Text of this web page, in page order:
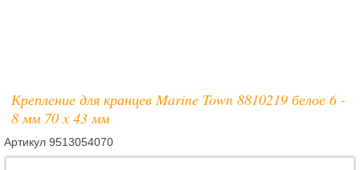
Крепление для кранцев Marine Town 8810219 белое 6 -
8 мм 70 x 43 мм
Артикул 9513054070